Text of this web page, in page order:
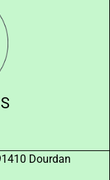
Dourdan